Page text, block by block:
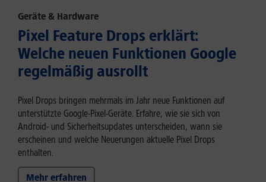
Geräte & Hardware
Pixel Feature Drops erklärt:
Welche neuen Funktionen Google
regelmäßig ausrollt
Pixel Drops bringen mehrmals im Jahr neue Funktionen auf
unterstützte Google-Pixel-Geräte. Erfahre, wie sie sich von
Android- und Sicherheitsupdates unterscheiden, wann sie
erscheinen und welche Neuerungen aktuelle Pixel Drops
enthalten.
Mehr erfahren